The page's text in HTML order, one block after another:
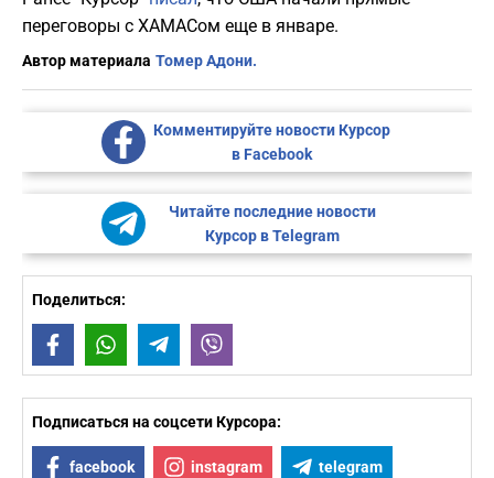
переговоры с ХАМАСом еще в январе.
Автор материала Томер Адони.
Комментируйте новости Курсор
в Facebook
Читайте последние новости
Курсор в Telegram
Поделиться:
FacebookWhatsAppTelegram
Подписаться на соцсети Курсора:
facebook instagram telegram